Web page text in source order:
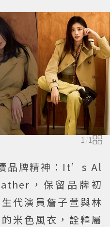
1 /1
品牌精神：It’s Al
，保留品牌初
代演員詹子萱與林
米色風衣，詮釋屬